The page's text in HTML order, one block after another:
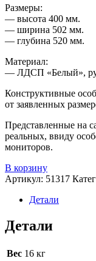
Размеры:
— высота 400 мм.
— ширина 502 мм.
— глубина 520 мм.
Материал:
— ЛДСП «Белый»,
Конструктивные
от заявленных
Представленные на
реальных, ввиду
мониторов.
В корзину
Артикул: 51317
Детали
Детали
Вес 16 кг